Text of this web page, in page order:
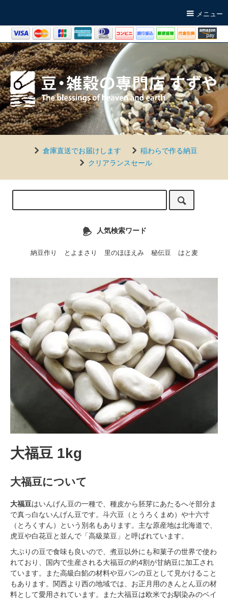
メニュー
倉庫直送でお届けします
稲わらで作る納豆
クリアランスセール
人気検索ワード
納豆作り とよまさり 里のほほえみ 秘伝豆 はと麦
大福豆 1kg
大福豆について
大福豆はいんげん豆の一種で、種皮から胚芽にあたるへそ部分ま
で真っ白ないんげん豆です。斗六豆（とうろくまめ）や十六寸
（とろくすん）という別名もあります。主な原産地は北海道で、
虎豆や白花豆と並んで「高級菜豆」と呼ばれています。
大ぶりの豆で食味も良いので、煮豆以外にも和菓子の世界で使わ
れており、国内で生産される大福豆の約4割が甘納豆に加工され
ています。また高級白餡の材料や豆パンの豆として見かけること
もあります。関西より西の地域では、お正月用のきんとん豆の材
料として愛用されています。また大福豆は欧米でお馴染みのベイ